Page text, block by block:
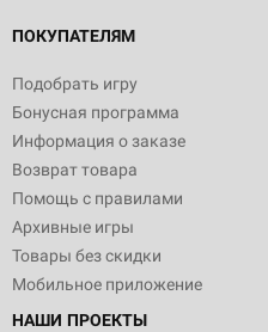
ПОКУПАТЕЛЯМ
Подобрать игру
Бонусная программа
Информация о заказе
Возврат товара
Помощь с правилами
Архивные игры
Товары без скидки
Мобильное приложение
НАШИ ПРОЕКТЫ